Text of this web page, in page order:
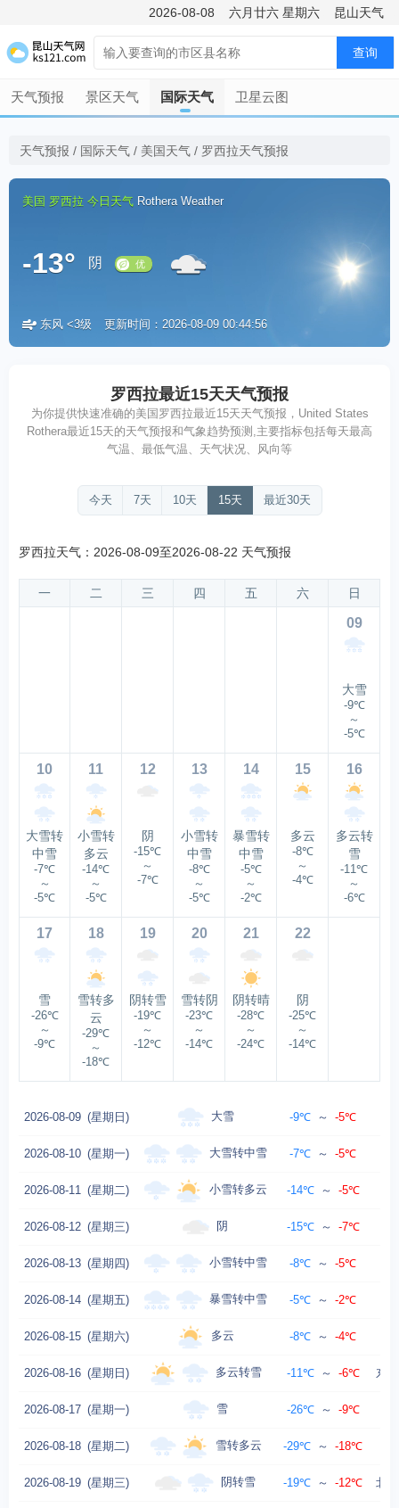
2026-08-08 六月廿六 星期六 昆山天气
查询
天气预报 景区天气 国际天气 卫星云图
天气预报 / 国际天气 / 美国天气 / 罗西拉天气预报
美国 罗西拉 今日天气 Rothera Weather
-13° 阴
优
东风 <3级 更新时间：2026-08-09 00:44:56
罗西拉最近15天天气预报
为你提供快速准确的美国罗西拉最近15天天气预报，United States
Rothera最近15天的天气预报和气象趋势预测,主要指标包括每天最高
气温、最低气温、天气状况、风向等
今天 7天 10天 15天 最近30天
罗西拉天气：2026-08-09至2026-08-22 天气预报
一 二 三 四 五 六 日
09
大雪
-9℃
～
-5℃
10
大雪转
中雪
-7℃
～
-5℃
11
小雪转
多云
-14℃
～
-5℃
12
阴
-15℃
～
-7℃
13
小雪转
中雪
-8℃
～
-5℃
14
暴雪转
中雪
-5℃
～
-2℃
15
多云
-8℃
～
-4℃
16
多云转
雪
-11℃
～
-6℃
17
雪
-26℃
～
-9℃
18
雪转多
云
-29℃
～
-18℃
19
阴转雪
-19℃
～
-12℃
20
雪转阴
-23℃
～
-14℃
21
阴转晴
-28℃
～
-24℃
22
阴
-25℃
～
-14℃
2026-08-09 (星期日) 大雪 -9℃ ～ -5℃
2026-08-10 (星期一) 大雪转中雪 -7℃ ～ -5℃
2026-08-11 (星期二) 小雪转多云 -14℃ ～ -5℃
2026-08-12 (星期三) 阴 -15℃ ～ -7℃
2026-08-13 (星期四) 小雪转中雪 -8℃ ～ -5℃
2026-08-14 (星期五) 暴雪转中雪 -5℃ ～ -2℃
2026-08-15 (星期六) 多云 -8℃ ～ -4℃
2026-08-16 (星期日) 多云转雪 -11℃ ～ -6℃ 东
2026-08-17 (星期一) 雪 -26℃ ～ -9℃
2026-08-18 (星期二) 雪转多云 -29℃ ～ -18℃
2026-08-19 (星期三) 阴转雪 -19℃ ～ -12℃ 北